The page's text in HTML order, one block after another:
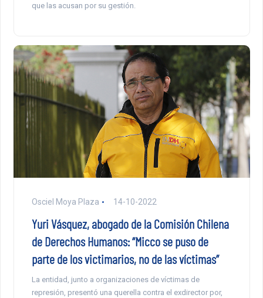
que las acusan por su gestión.
Osciel Moya Plaza 14-10-2022
Yuri Vásquez, abogado de la Comisión Chilena
de Derechos Humanos: “Micco se puso de
parte de los victimarios, no de las víctimas”
La entidad, junto a organizaciones de víctimas de
represión, presentó una querella contra el exdirector por,